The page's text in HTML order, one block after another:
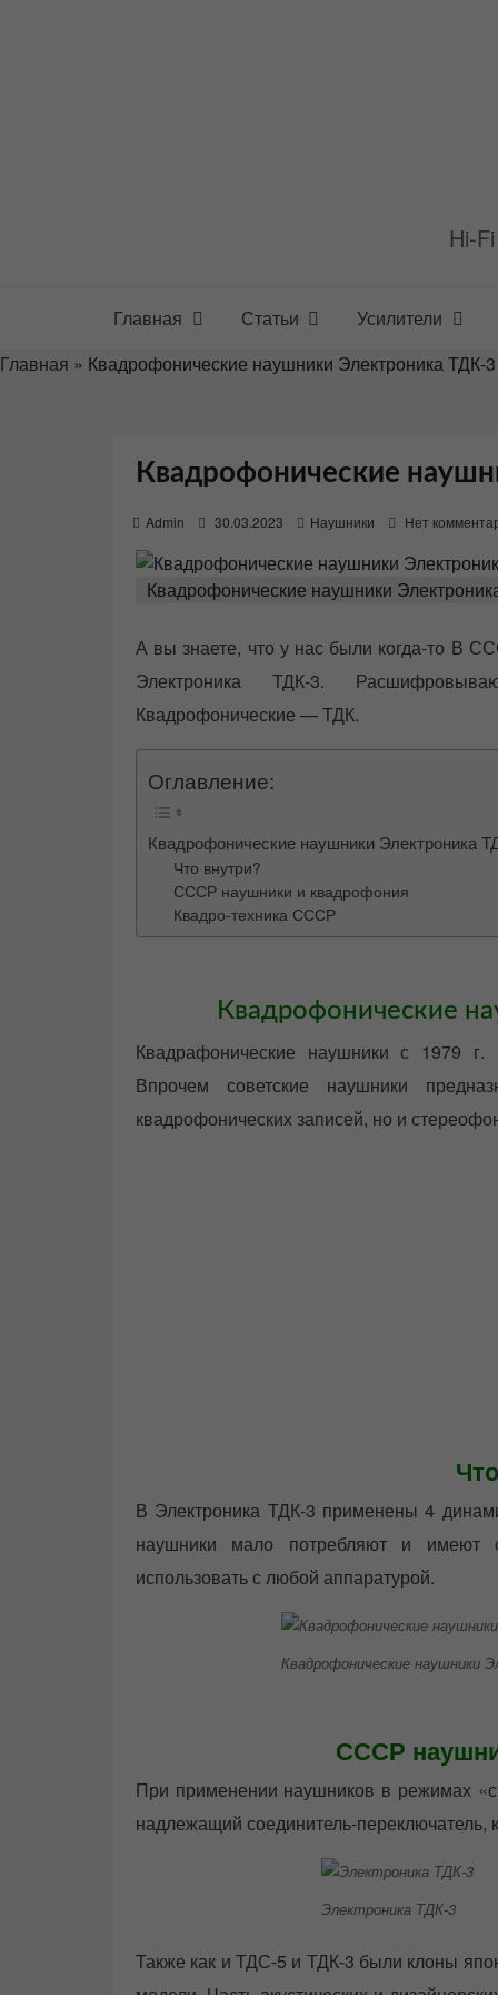
Hi-
Главная Статьи Усилители
Главная » Квадрофонические наушники Электроника ТДК-3
Квадрофонические
Admin
s
e
o
n
30.03.2023 Наушники Нет
Квадрофонические наушники
А вы знаете, что у нас были когда-то В
Электроника ТДК-3.
Квадрофонические — ТДК.
Оглавление:
Квадрофонические наушники Электроника
Что внутри?
СССР наушники и квадрофония
Квадро-техника СССР
Квадрофонические
Квадрафонические наушники с 1979 г.
Впрочем советские наушники
квадрофонических записей, но и
В Электроника ТДК-3 применены 4
наушники мало потребляют и имеют
использовать с любой аппаратурой.
Квадрофонические наушники
СССР
При применении наушников в режимах
надлежащий соединитель-переключатель,
Электроника ТДК-3
Также как и ТДС-5 и ТДК-3 были клоны